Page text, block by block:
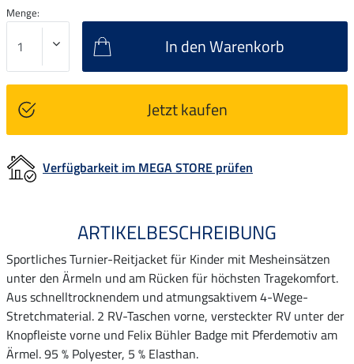
Menge:
In den Warenkorb
Jetzt kaufen
Verfügbarkeit im MEGA STORE prüfen
ARTIKELBESCHREIBUNG
Sportliches Turnier-Reitjacket für Kinder mit Mesheinsätzen
unter den Ärmeln und am Rücken für höchsten Tragekomfort.
Aus schnelltrocknendem und atmungsaktivem 4-Wege-
Stretchmaterial. 2 RV-Taschen vorne, versteckter RV unter der
Knopfleiste vorne und Felix Bühler Badge mit Pferdemotiv am
Ärmel. 95 % Polyester, 5 % Elasthan.